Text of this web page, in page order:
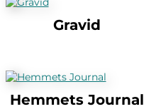
Gravid
Hemmets Journal